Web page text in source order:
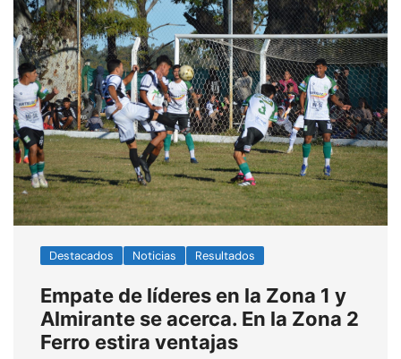
Destacados Noticias Resultados
Empate de líderes en la Zona 1 y
Almirante se acerca. En la Zona 2
Ferro estira ventajas